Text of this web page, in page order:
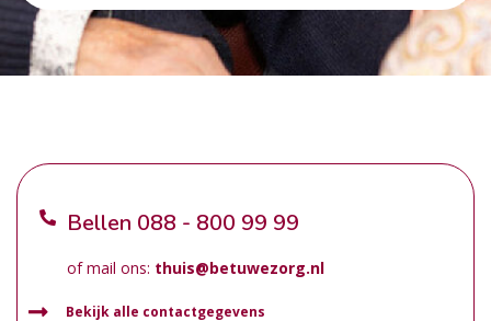
Bellen 088 - 800 99 99
of mail ons: thuis@betuwezorg.nl
Bekijk alle contactgegevens